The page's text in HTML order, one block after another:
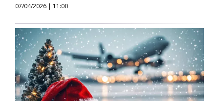
07/04/2026 | 11:00